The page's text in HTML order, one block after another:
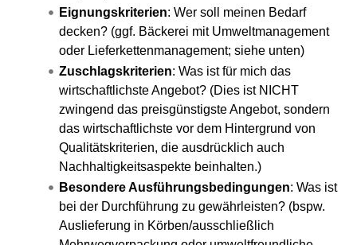
Eignungskriterien: Wer soll meinen Bedarf
decken? (ggf. Bäckerei mit Umweltmanagement
oder Lieferkettenmanagement; siehe unten)
Zuschlagskriterien: Was ist für mich das
wirtschaftlichste Angebot? (Dies ist NICHT
zwingend das preisgünstigste Angebot, sondern
das wirtschaftlichste vor dem Hintergrund von
Qualitätskriterien, die ausdrücklich auch
Nachhaltigkeitsaspekte beinhalten.)
Besondere Ausführungsbedingungen: Was ist
bei der Durchführung zu gewährleisten? (bspw.
Auslieferung in Körben/ausschließlich